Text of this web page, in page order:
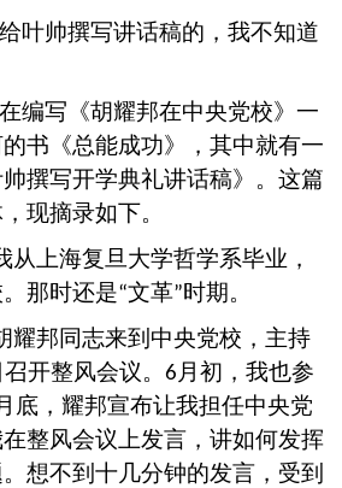
叶帅撰写讲话稿的，我不知道
编写《胡耀邦在中央党校》一
书《总能成功》，其中就有一
撰写开学典礼讲话稿》。这篇
现摘录如下。
从上海复旦大学哲学系毕业，
那时还是“文革” 时期。
耀邦同志来到中央党校，主持
召开整风会议。 6 月初，我也参
底，耀邦宣布让我担任中央党
整风会议上发言，讲如何发挥
想不到十几分钟的发言，受到